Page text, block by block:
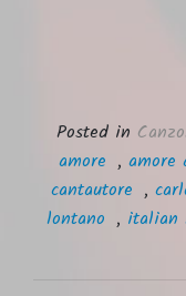
Posted in
amore , amore
cantautore ,
lontano , italian